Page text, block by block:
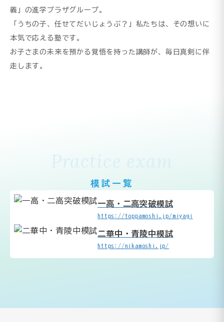
義」の進学プラザグループ。
「うちの子、任せてだいじょうぶ？」私たちは、その想いに
本気で応える塾です。
お子さまの未来を預かる覚悟を持った講師が、毎日真剣に伴
走します。
Practice exam
模試一覧
一高・二高突破模試
https://toppamoshi.jp/miyagi
二華中・青陵中模試
https://nikamoshi.jp/